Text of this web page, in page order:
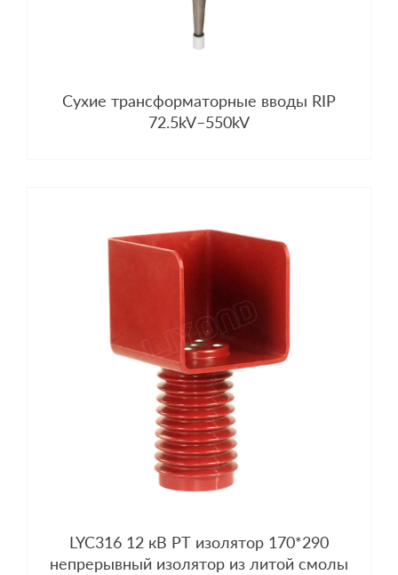
Сухие трансформаторные вводы RIP
72.5kV–550kV
LYC316 12 кВ PT изолятор 170*290
непрерывный изолятор из литой смолы